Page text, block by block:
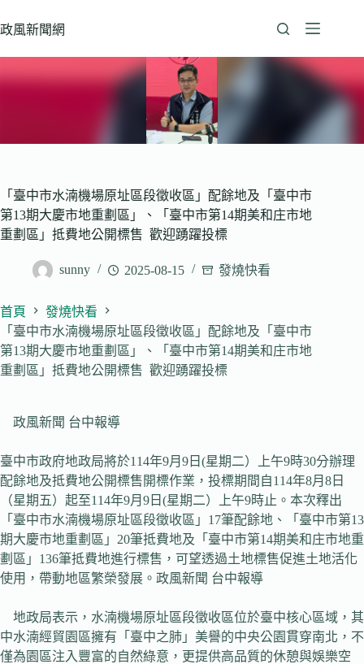
至
政風新聞網
「臺中市水湳機場原址區段徵收區」配餘地及「臺中市
第13期大慶市地重劃區」、「臺中市第14期美和庄市地
重劃區」抵費地公開標售 歡迎踴躍投標
sunny 2025-08-15 發燒快看
首頁
發燒快看
「臺中市水湳機場原址區段徵收區」配餘地及「臺中市
第13期大慶市地重劃區」、「臺中市第14期美和庄市地
重劃區」抵費地公開標售 歡迎踴躍投標
政風新聞 台中報導
臺中市政府地政局將於114年9月9日(星期二）上午9時30分辦理
配餘地及抵費地公開標售開標作業，投標期間自114年8月8日
（星期五）起至114年9月9日(星期二）上午9時止。本次釋出
「臺中市水湳機場原址區段徵收區」17筆配餘地、「臺中市第13
期大慶市地重劃區」20筆抵費地及「臺中市第14期美和庄市地重
劃區」136筆抵費地進行標售，可望透過土地標售促進土地活化
使用，帶動地區繁榮發展。政風新聞 台中報導
地政局表示，水湳機場原址區段徵收區位於臺中核心區域，其
中水湳經貿園區擁有「臺中之肺」美譽的中央公園貫穿南北，不
僅為園區注入豐富的自然綠意，更提供高品質的休憩與娛樂空